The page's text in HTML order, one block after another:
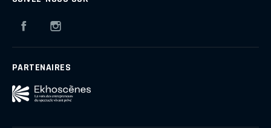
Facebook
PARTENAIRES